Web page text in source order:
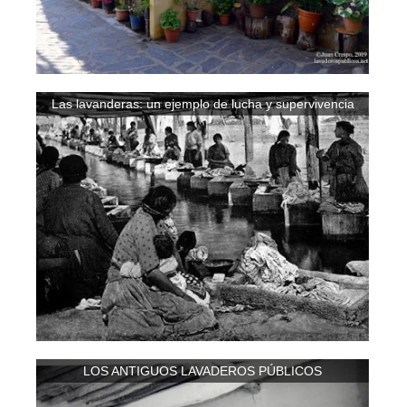
Las lavanderas: un ejemplo de lucha y supervivencia
LOS ANTIGUOS LAVADEROS PÚBLICOS